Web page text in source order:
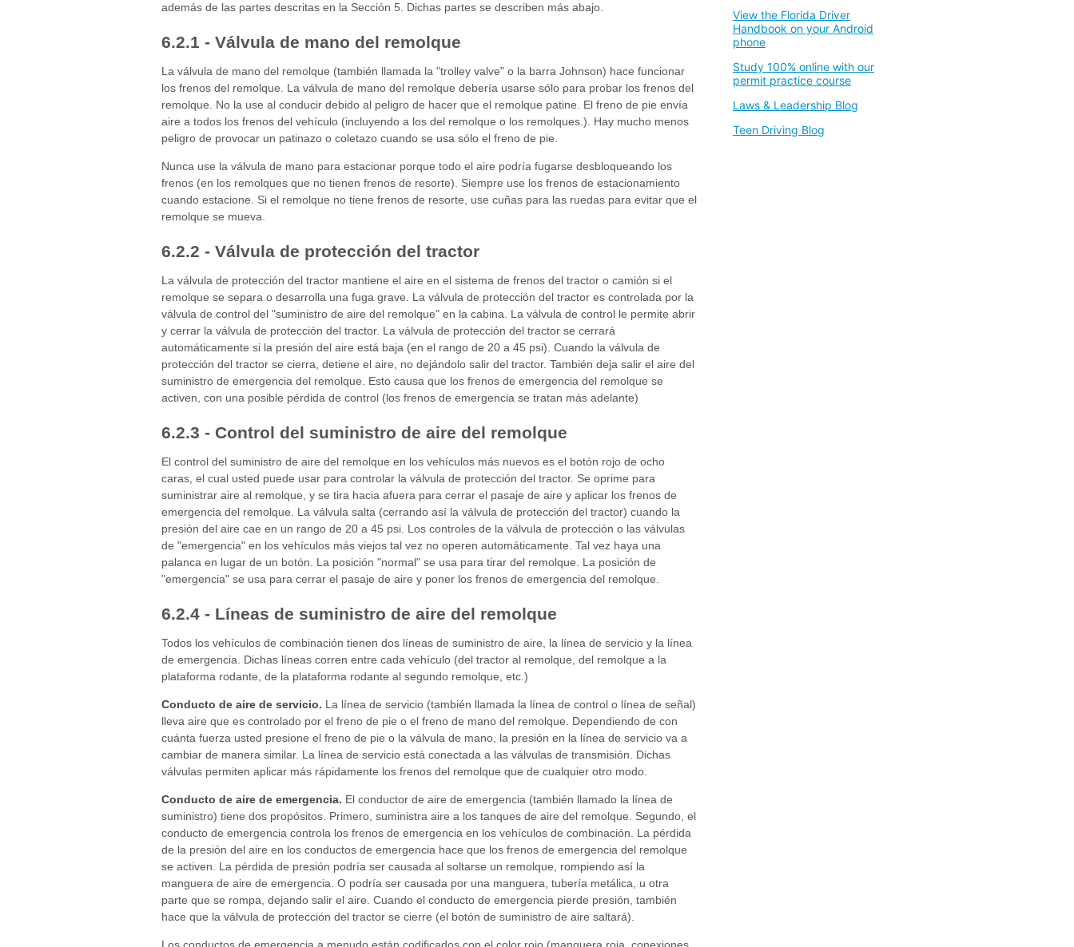
además de las partes descritas en la Sección 5. Dichas partes se describen más abajo.
6.2.1 - Válvula de mano del remolque
La válvula de mano del remolque (también llamada la "trolley valve" o la barra Johnson) hace funcionar
los frenos del remolque. La válvula de mano del remolque debería usarse sólo para probar los frenos del
remolque. No la use al conducir debido al peligro de hacer que el remolque patine. El freno de pie envía
aire a todos los frenos del vehículo (incluyendo a los del remolque o los remolques.). Hay mucho menos
peligro de provocar un patinazo o coletazo cuando se usa sólo el freno de pie.
Nunca use la válvula de mano para estacionar porque todo el aire podría fugarse desbloqueando los
frenos (en los remolques que no tienen frenos de resorte). Siempre use los frenos de estacionamiento
cuando estacione. Si el remolque no tiene frenos de resorte, use cuñas para las ruedas para evitar que el
remolque se mueva.
6.2.2 - Válvula de protección del tractor
La válvula de protección del tractor mantiene el aire en el sistema de frenos del tractor o camión si el
remolque se separa o desarrolla una fuga grave. La válvula de protección del tractor es controlada por la
válvula de control del "suministro de aire del remolque" en la cabina. La válvula de control le permite abrir
y cerrar la válvula de protección del tractor. La válvula de protección del tractor se cerrará
automáticamente si la presión del aire está baja (en el rango de 20 a 45 psi). Cuando la válvula de
protección del tractor se cierra, detiene el aire, no dejándolo salir del tractor. También deja salir el aire del
suministro de emergencia del remolque. Esto causa que los frenos de emergencia del remolque se
activen, con una posible pérdida de control (los frenos de emergencia se tratan más adelante)
6.2.3 - Control del suministro de aire del remolque
El control del suministro de aire del remolque en los vehículos más nuevos es el botón rojo de ocho
caras, el cual usted puede usar para controlar la válvula de protección del tractor. Se oprime para
suministrar aire al remolque, y se tira hacia afuera para cerrar el pasaje de aire y aplicar los frenos de
emergencia del remolque. La válvula salta (cerrando así la válvula de protección del tractor) cuando la
presión del aire cae en un rango de 20 a 45 psi. Los controles de la válvula de protección o las válvulas
de "emergencia" en los vehículos más viejos tal vez no operen automáticamente. Tal vez haya una
palanca en lugar de un botón. La posición "normal" se usa para tirar del remolque. La posición de
"emergencia" se usa para cerrar el pasaje de aire y poner los frenos de emergencia del remolque.
6.2.4 - Líneas de suministro de aire del remolque
Todos los vehículos de combinación tienen dos líneas de suministro de aire, la línea de servicio y la línea
de emergencia. Dichas líneas corren entre cada vehículo (del tractor al remolque, del remolque a la
plataforma rodante, de la plataforma rodante al segundo remolque, etc.)
Conducto de aire de servicio. La línea de servicio (también llamada la línea de control o línea de señal)
lleva aire que es controlado por el freno de pie o el freno de mano del remolque. Dependiendo de con
cuánta fuerza usted presione el freno de pie o la válvula de mano, la presión en la línea de servicio va a
cambiar de manera similar. La línea de servicio está conectada a las válvulas de transmisión. Dichas
válvulas permiten aplicar más rápidamente los frenos del remolque que de cualquier otro modo.
Conducto de aire de emergencia. El conductor de aire de emergencia (también llamado la línea de
suministro) tiene dos propósitos. Primero, suministra aire a los tanques de aire del remolque. Segundo, el
conducto de emergencia controla los frenos de emergencia en los vehículos de combinación. La pérdida
de la presión del aire en los conductos de emergencia hace que los frenos de emergencia del remolque
se activen. La pérdida de presión podría ser causada al soltarse un remolque, rompiendo así la
manguera de aire de emergencia. O podría ser causada por una manguera, tubería metálica, u otra
parte que se rompa, dejando salir el aire. Cuando el conducto de emergencia pierde presión, también
hace que la válvula de protección del tractor se cierre (el botón de suministro de aire saltará).
View the Florida Driver
Handbook on your Android
phone
Study 100% online with our
permit practice course
Laws & Leadership Blog
Teen Driving Blog